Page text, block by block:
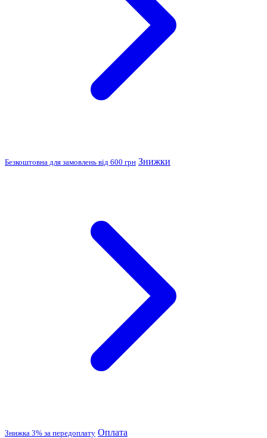
Безкоштовна для замовлень від 600 грн Знижки
Знижка 3% за передоплату Оплата